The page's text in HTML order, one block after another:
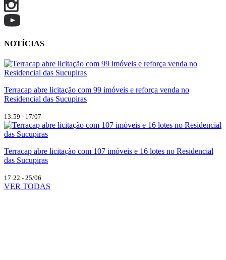
NOTÍCIAS
Terracap abre licitação com 99 imóveis e reforça venda no
Residencial das Sucupiras
13:59 - 17/07
Terracap abre licitação com 107 imóveis e 16 lotes no Residencial
das Sucupiras
17:22 - 25/06
VER TODAS